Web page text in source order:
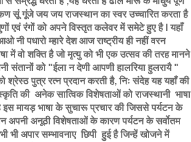
सूं गूंजे जय जय राजस्थान का स्वर उच्चारित करता है
गुणों एवं रंगों को अपने विस्तृत कलेवर में समेटे हुए है l यहाँ
नी पधारो म्हारे देश आज राष्ट्रीय ही नहीं वरन
में वो शक्ति है जो मृत्यु को भी एक उत्सव की तरह मानने
संतानों को "ईला न देणी आपणी हालरिया हुलरायै "
श्रेस्ठ पुत्र रत्न प्रदान करती है, निः संदेह यह यहाँ की
की अनेक सात्विक विशेषताओं को राजस्थानी भाषा
इस मायड़ भाषा के सुचारू प्रचार की जिससे पर्यटन के
अपनी अनूठी विशेषताओं के कारण पर्यटन के सर्वोतम
भी अपार सम्भावनाए छिपी हुई है जिन्हें खोजने में